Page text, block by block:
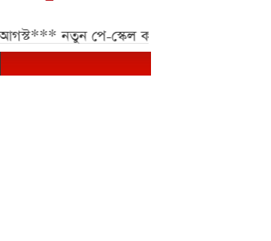
নতুন পে-স্কেল কার্যকর হলে যেভাবে বকেয়া